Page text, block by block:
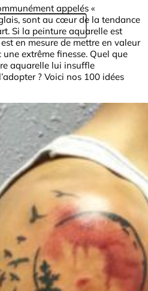
appelés «
sont au cœur de la tendance
Si la peinture aquarelle est
est en mesure de mettre en valeur
extrême finesse. Quel que
aquarelle lui insuffle
? Voici nos 100 idées